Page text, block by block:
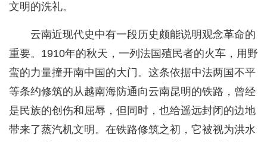
文明的洗礼。
云南近现代史中有一段历史颇能说明观念革命的
重要。1910年的秋天，一列法国殖民者的火车，用野
蛮的力量撞开南中国的大门。这条依据中法两国不平
等条约修筑的从越南海防通向云南昆明的铁路，曾经
是民族的创伤和屈辱，但同时，也给遥远封闭的边地
带来了蒸汽机文明。在铁路修筑之初，它被视为洪水